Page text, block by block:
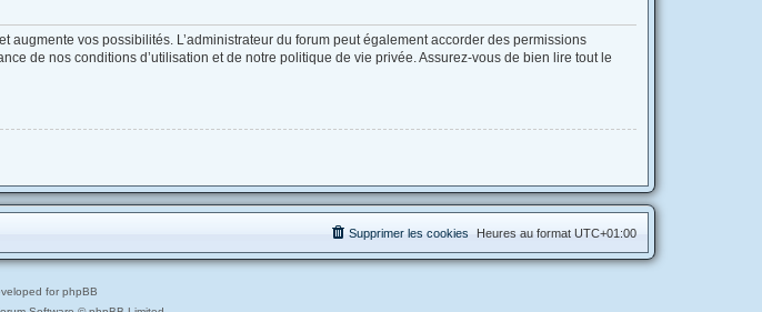
vos possibilités. L’administrateur du forum peut également accorder des permissions
de nos conditions d’utilisation et de notre politique de vie privée. Assurez-vous de bien lire tout le
Heures au format UTC+01:00
Supprimer les cookies
for phpBB